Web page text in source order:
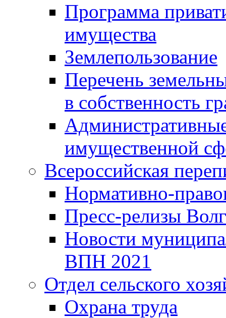
Программа
имущества
Землепользование
Перечень
в собственность
имущественной
Всероссийская
Нормативно-
Пресс-релизы
Новости
ВПН 2021
Отдел сельского
Охрана труда